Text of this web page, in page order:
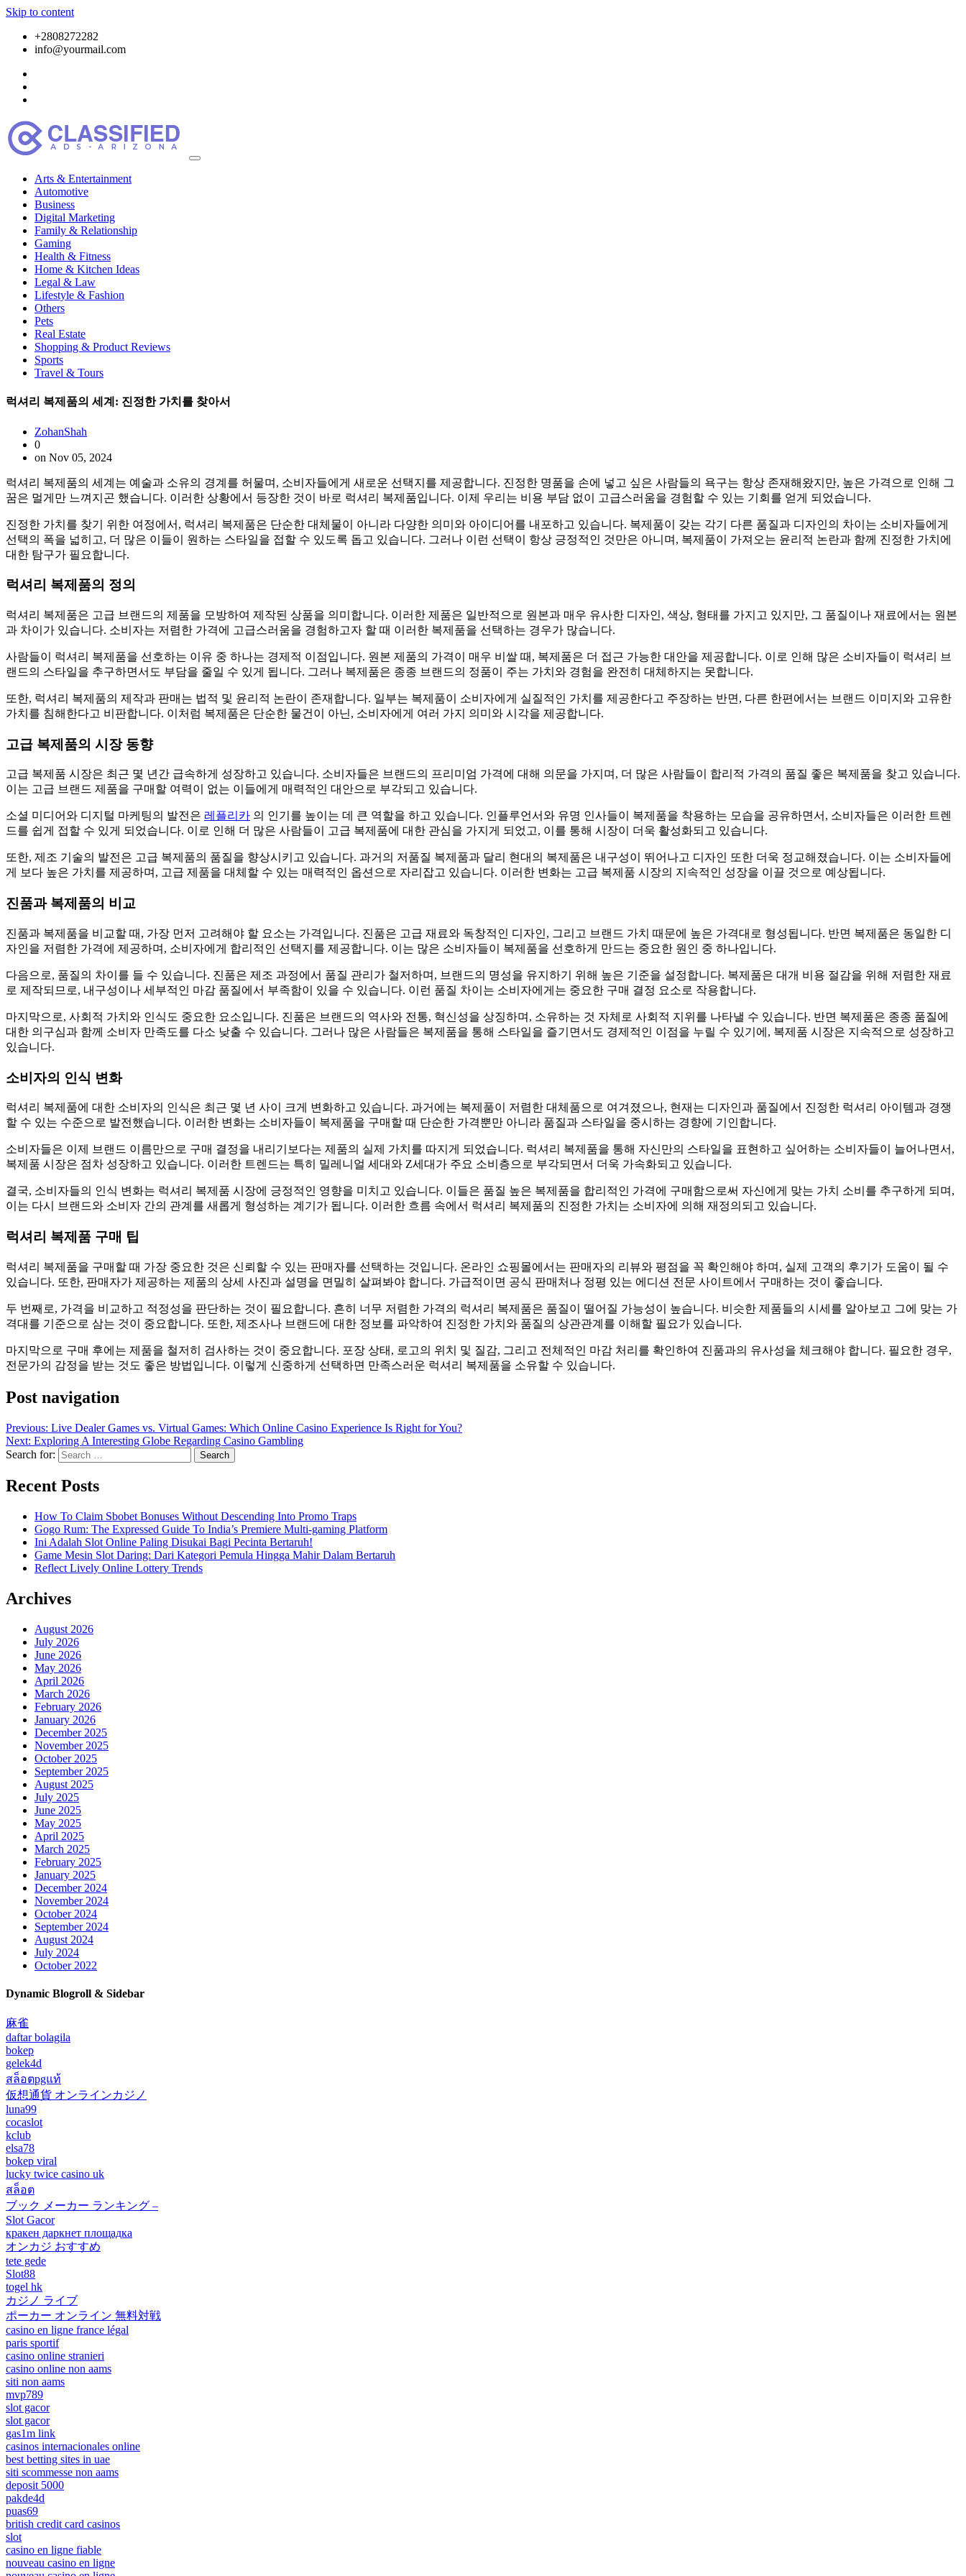
Skip to content
+2808272282
info@yourmail.com
Arts & Entertainment
Automotive
Business
Digital Marketing
Family & Relationship
Gaming
Health & Fitness
Home & Kitchen Ideas
Legal & Law
Lifestyle & Fashion
Others
Pets
Real Estate
Shopping & Product Reviews
Sports
Travel & Tours
럭셔리 복제품의 세계: 진정한 가치를 찾아서
ZohanShah
0
on Nov 05, 2024
럭셔리 복제품의 세계는 예술과 소유의 경계를 허물며, 소비자들에게 새로운 선택지를 제공합니다. 진정한 명품을 손에 넣고 싶은 사람들의 욕구는 항상 존재해왔지만, 높은 가격으로 인해 그
꿈은 멀게만 느껴지곤 했습니다. 이러한 상황에서 등장한 것이 바로 럭셔리 복제품입니다. 이제 우리는 비용 부담 없이 고급스러움을 경험할 수 있는 기회를 얻게 되었습니다.
진정한 가치를 찾기 위한 여정에서, 럭셔리 복제품은 단순한 대체물이 아니라 다양한 의미와 아이디어를 내포하고 있습니다. 복제품이 갖는 각기 다른 품질과 디자인의 차이는 소비자들에게
선택의 폭을 넓히고, 더 많은 이들이 원하는 스타일을 접할 수 있도록 돕고 있습니다. 그러나 이런 선택이 항상 긍정적인 것만은 아니며, 복제품이 가져오는 윤리적 논란과 함께 진정한 가치에
대한 탐구가 필요합니다.
럭셔리 복제품의 정의
럭셔리 복제품은 고급 브랜드의 제품을 모방하여 제작된 상품을 의미합니다. 이러한 제품은 일반적으로 원본과 매우 유사한 디자인, 색상, 형태를 가지고 있지만, 그 품질이나 재료에서는 원본
과 차이가 있습니다. 소비자는 저렴한 가격에 고급스러움을 경험하고자 할 때 이러한 복제품을 선택하는 경우가 많습니다.
사람들이 럭셔리 복제품을 선호하는 이유 중 하나는 경제적 이점입니다. 원본 제품의 가격이 매우 비쌀 때, 복제품은 더 접근 가능한 대안을 제공합니다. 이로 인해 많은 소비자들이 럭셔리 브
랜드의 스타일을 추구하면서도 부담을 줄일 수 있게 됩니다. 그러나 복제품은 종종 브랜드의 정품이 주는 가치와 경험을 완전히 대체하지는 못합니다.
또한, 럭셔리 복제품의 제작과 판매는 법적 및 윤리적 논란이 존재합니다. 일부는 복제품이 소비자에게 실질적인 가치를 제공한다고 주장하는 반면, 다른 한편에서는 브랜드 이미지와 고유한
가치를 침해한다고 비판합니다. 이처럼 복제품은 단순한 물건이 아닌, 소비자에게 여러 가지 의미와 시각을 제공합니다.
고급 복제품의 시장 동향
고급 복제품 시장은 최근 몇 년간 급속하게 성장하고 있습니다. 소비자들은 브랜드의 프리미엄 가격에 대해 의문을 가지며, 더 많은 사람들이 합리적 가격의 품질 좋은 복제품을 찾고 있습니다.
이는 고급 브랜드 제품을 구매할 여력이 없는 이들에게 매력적인 대안으로 부각되고 있습니다.
소셜 미디어와 디지털 마케팅의 발전은 레플리카 의 인기를 높이는 데 큰 역할을 하고 있습니다. 인플루언서와 유명 인사들이 복제품을 착용하는 모습을 공유하면서, 소비자들은 이러한 트렌
드를 쉽게 접할 수 있게 되었습니다. 이로 인해 더 많은 사람들이 고급 복제품에 대한 관심을 가지게 되었고, 이를 통해 시장이 더욱 활성화되고 있습니다.
또한, 제조 기술의 발전은 고급 복제품의 품질을 향상시키고 있습니다. 과거의 저품질 복제품과 달리 현대의 복제품은 내구성이 뛰어나고 디자인 또한 더욱 정교해졌습니다. 이는 소비자들에
게 보다 높은 가치를 제공하며, 고급 제품을 대체할 수 있는 매력적인 옵션으로 자리잡고 있습니다. 이러한 변화는 고급 복제품 시장의 지속적인 성장을 이끌 것으로 예상됩니다.
진품과 복제품의 비교
진품과 복제품을 비교할 때, 가장 먼저 고려해야 할 요소는 가격입니다. 진품은 고급 재료와 독창적인 디자인, 그리고 브랜드 가치 때문에 높은 가격대로 형성됩니다. 반면 복제품은 동일한 디
자인을 저렴한 가격에 제공하며, 소비자에게 합리적인 선택지를 제공합니다. 이는 많은 소비자들이 복제품을 선호하게 만드는 중요한 원인 중 하나입니다.
다음으로, 품질의 차이를 들 수 있습니다. 진품은 제조 과정에서 품질 관리가 철저하며, 브랜드의 명성을 유지하기 위해 높은 기준을 설정합니다. 복제품은 대개 비용 절감을 위해 저렴한 재료
로 제작되므로, 내구성이나 세부적인 마감 품질에서 부족함이 있을 수 있습니다. 이런 품질 차이는 소비자에게는 중요한 구매 결정 요소로 작용합니다.
마지막으로, 사회적 가치와 인식도 중요한 요소입니다. 진품은 브랜드의 역사와 전통, 혁신성을 상징하며, 소유하는 것 자체로 사회적 지위를 나타낼 수 있습니다. 반면 복제품은 종종 품질에
대한 의구심과 함께 소비자 만족도를 다소 낮출 수 있습니다. 그러나 많은 사람들은 복제품을 통해 스타일을 즐기면서도 경제적인 이점을 누릴 수 있기에, 복제품 시장은 지속적으로 성장하고
있습니다.
소비자의 인식 변화
럭셔리 복제품에 대한 소비자의 인식은 최근 몇 년 사이 크게 변화하고 있습니다. 과거에는 복제품이 저렴한 대체품으로 여겨졌으나, 현재는 디자인과 품질에서 진정한 럭셔리 아이템과 경쟁
할 수 있는 수준으로 발전했습니다. 이러한 변화는 소비자들이 복제품을 구매할 때 단순한 가격뿐만 아니라 품질과 스타일을 중시하는 경향에 기인합니다.
소비자들은 이제 브랜드 이름만으로 구매 결정을 내리기보다는 제품의 실제 가치를 따지게 되었습니다. 럭셔리 복제품을 통해 자신만의 스타일을 표현하고 싶어하는 소비자들이 늘어나면서,
복제품 시장은 점차 성장하고 있습니다. 이러한 트렌드는 특히 밀레니얼 세대와 Z세대가 주요 소비층으로 부각되면서 더욱 가속화되고 있습니다.
결국, 소비자들의 인식 변화는 럭셔리 복제품 시장에 긍정적인 영향을 미치고 있습니다. 이들은 품질 높은 복제품을 합리적인 가격에 구매함으로써 자신에게 맞는 가치 소비를 추구하게 되며,
이는 다시 브랜드와 소비자 간의 관계를 새롭게 형성하는 계기가 됩니다. 이러한 흐름 속에서 럭셔리 복제품의 진정한 가치는 소비자에 의해 재정의되고 있습니다.
럭셔리 복제품 구매 팁
럭셔리 복제품을 구매할 때 가장 중요한 것은 신뢰할 수 있는 판매자를 선택하는 것입니다. 온라인 쇼핑몰에서는 판매자의 리뷰와 평점을 꼭 확인해야 하며, 실제 고객의 후기가 도움이 될 수
있습니다. 또한, 판매자가 제공하는 제품의 상세 사진과 설명을 면밀히 살펴봐야 합니다. 가급적이면 공식 판매처나 정평 있는 에디션 전문 사이트에서 구매하는 것이 좋습니다.
두 번째로, 가격을 비교하고 적정성을 판단하는 것이 필요합니다. 흔히 너무 저렴한 가격의 럭셔리 복제품은 품질이 떨어질 가능성이 높습니다. 비슷한 제품들의 시세를 알아보고 그에 맞는 가
격대를 기준으로 삼는 것이 중요합니다. 또한, 제조사나 브랜드에 대한 정보를 파악하여 진정한 가치와 품질의 상관관계를 이해할 필요가 있습니다.
마지막으로 구매 후에는 제품을 철저히 검사하는 것이 중요합니다. 포장 상태, 로고의 위치 및 질감, 그리고 전체적인 마감 처리를 확인하여 진품과의 유사성을 체크해야 합니다. 필요한 경우,
전문가의 감정을 받는 것도 좋은 방법입니다. 이렇게 신중하게 선택하면 만족스러운 럭셔리 복제품을 소유할 수 있습니다.
Post navigation
Previous: Live Dealer Games vs. Virtual Games: Which Online Casino Experience Is Right for You?
Next: Exploring A Interesting Globe Regarding Casino Gambling
Search for:
Recent Posts
How To Claim Sbobet Bonuses Without Descending Into Promo Traps
Gogo Rum: The Expressed Guide To India’s Premiere Multi-gaming Platform
Ini Adalah Slot Online Paling Disukai Bagi Pecinta Bertaruh!
Game Mesin Slot Daring: Dari Kategori Pemula Hingga Mahir Dalam Bertaruh
Reflect Lively Online Lottery Trends
Archives
August 2026
July 2026
June 2026
May 2026
April 2026
March 2026
February 2026
January 2026
December 2025
November 2025
October 2025
September 2025
August 2025
July 2025
June 2025
May 2025
April 2025
March 2025
February 2025
January 2025
December 2024
November 2024
October 2024
September 2024
August 2024
July 2024
October 2022
Dynamic Blogroll & Sidebar
麻雀
daftar bolagila
bokep
gelek4d
สล็อตpgแท้
仮想通貨 オンラインカジノ
luna99
cocaslot
kclub
elsa78
bokep viral
lucky twice casino uk
สล็อต
ブック メーカー ランキング –
Slot Gacor
кракен даркнет площадка
オンカジ おすすめ
tete gede
Slot88
togel hk
カジノ ライブ
ポーカー オンライン 無料対戦
casino en ligne france légal
paris sportif
casino online stranieri
casino online non aams
siti non aams
mvp789
slot gacor
slot gacor
gas1m link
casinos internacionales online
best betting sites in uae
siti scommesse non aams
deposit 5000
pakde4d
puas69
british credit card casinos
slot
casino en ligne fiable
nouveau casino en ligne